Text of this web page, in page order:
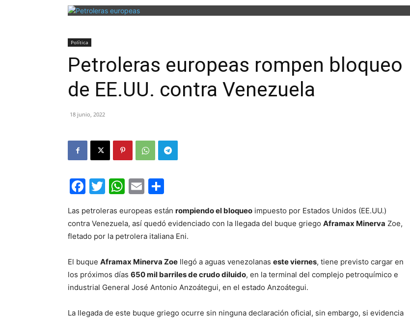
Política
Petroleras europeas rompen bloqueo
de EE.UU. contra Venezuela
18 junio, 2022
Facebook
Twitter
WhatsApp
Email
Las petroleras europeas están rompiendo el bloqueo impuesto por Estados Unidos (EE.UU.)
contra Venezuela, así quedó evidenciado con la llegada del buque griego Aframax Minerva Zoe,
fletado por la petrolera italiana Eni.
El buque Aframax Minerva Zoe llegó a aguas venezolanas este viernes, tiene previsto cargar en
los próximos días 650 mil barriles de crudo diluido, en la terminal del complejo petroquímico e
industrial General José Antonio Anzoátegui, en el estado Anzoátegui.
La llegada de este buque griego ocurre sin ninguna declaración oficial, sin embargo, si evidencia